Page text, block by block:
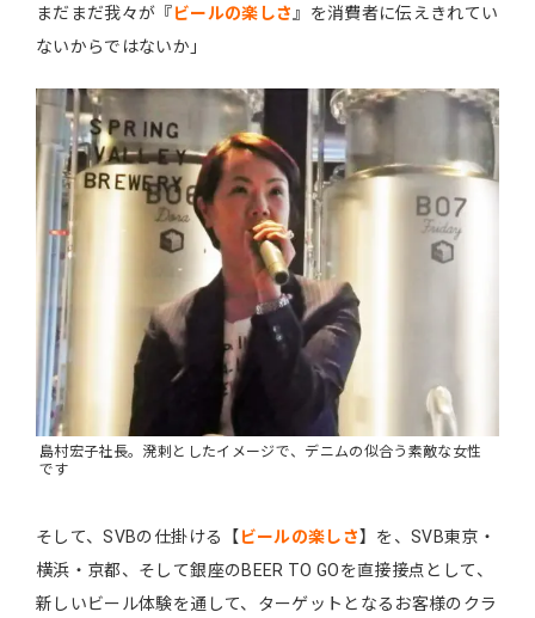
まだまだ我々が『ビールの楽しさ 』を消費者に伝えきれてい
ないからではないか」
島村宏子社長。溌剌としたイメージで、デニムの似合う素敵な女性
です
そして、SVBの仕掛ける【 ビールの楽しさ】を、SVB東京・
横浜・京都、そして銀座のBEER TO GOを直接接点として、
新しいビール体験を通して、ターゲットとなるお客様のクラ